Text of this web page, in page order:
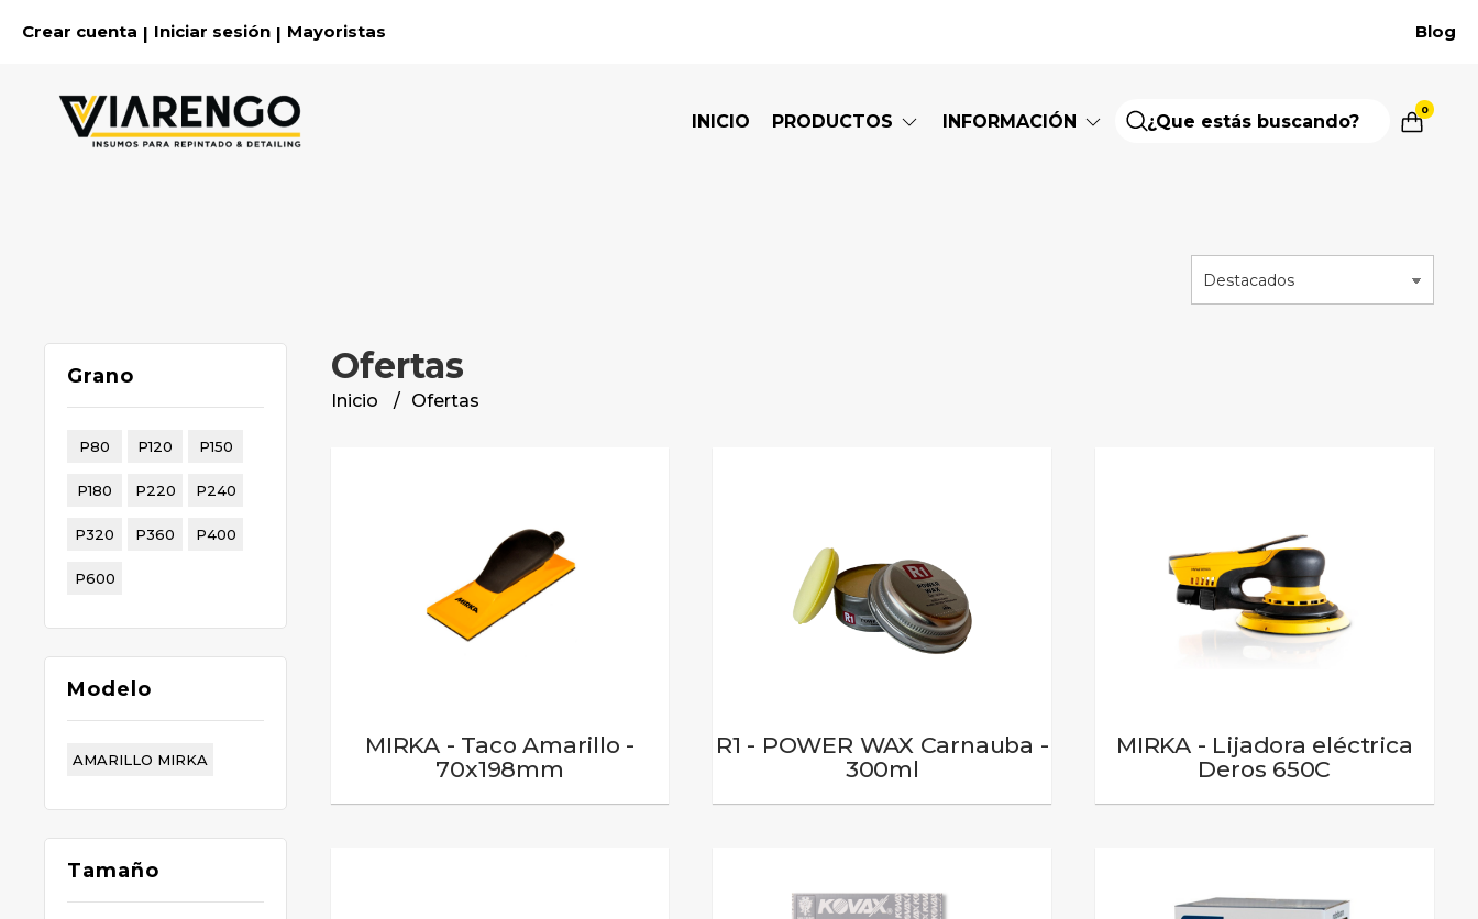
Crear cuenta | Iniciar sesión | Mayoristas Blog
INICIO PRODUCTOS INFORMACIÓN
0
Grano
P80 P120 P150
P180 P220 P240
P320 P360 P400
P600
Modelo
AMARILLO MIRKA
Tamaño
Ofertas
Inicio Ofertas
MIRKA - Taco Amarillo -
70x198mm
R1 - POWER WAX Carnauba -
300ml
MIRKA - Lijadora eléctrica
Deros 650C